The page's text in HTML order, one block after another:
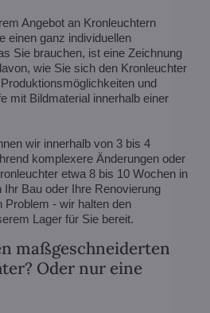
Angebot an Kronleuchtern
einen ganz individuellen
Sie brauchen, ist eine Zeichnung
wie Sie sich den Kronleuchter
und
mit Bildmaterial innerhalb einer
wir innerhalb von 3 bis 4
komplexere Änderungen oder
etwa 8 bis 10 Wochen in
Bau oder Ihre Renovierung
Problem - wir halten den
Lager für Sie bereit.
maßgeschneiderten
Oder nur eine